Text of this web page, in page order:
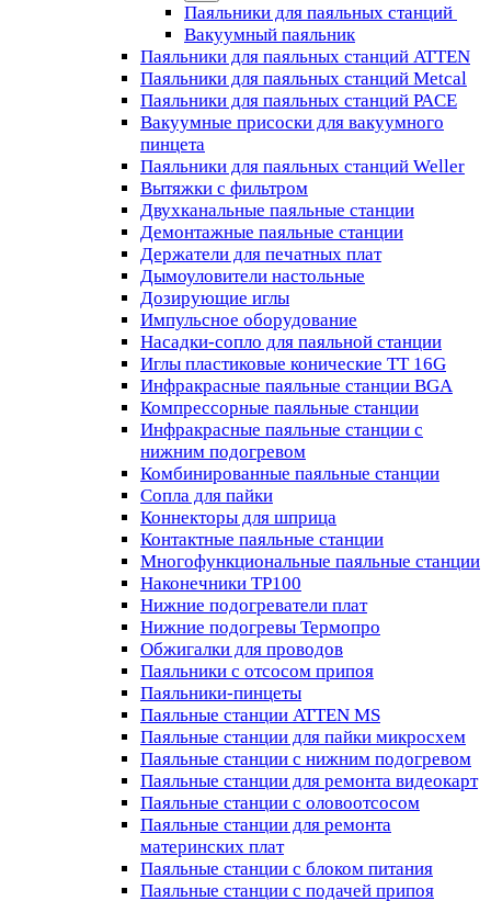
Паяльники для паяльных станций
Вакуумный паяльник
Паяльники для паяльных станций ATTEN
Паяльники для паяльных станций Metcal
Паяльники для паяльных станций PACE
Вакуумные присоски для вакуумного
пинцета
Паяльники для паяльных станций Weller
Вытяжки с фильтром
Двухканальные паяльные станции
Демонтажные паяльные станции
Держатели для печатных плат
Дымоуловители настольные
Дозирующие иглы
Импульсное оборудование
Насадки-сопло для паяльной станции
Иглы пластиковые конические TT 16G
Инфракрасные паяльные станции BGA
Компрессорные паяльные станции
Инфракрасные паяльные станции с
нижним подогревом
Комбинированные паяльные станции
Сопла для пайки
Коннекторы для шприца
Контактные паяльные станции
Многофункциональные паяльные станции
Наконечники TP100
Нижние подогреватели плат
Нижние подогревы Термопро
Обжигалки для проводов
Паяльники с отсосом припоя
Паяльники-пинцеты
Паяльные станции ATTEN MS
Паяльные станции для пайки микросхем
Паяльные станции с нижним подогревом
Паяльные станции для ремонта видеокарт
Паяльные станции с оловоотсосом
Паяльные станции для ремонта
материнских плат
Паяльные станции с блоком питания
Паяльные станции с подачей припоя